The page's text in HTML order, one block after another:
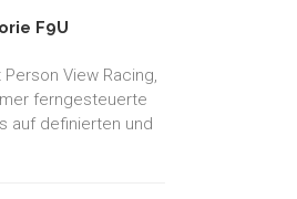
F9U
View Racing,
ferngesteuerte
auf definierten und